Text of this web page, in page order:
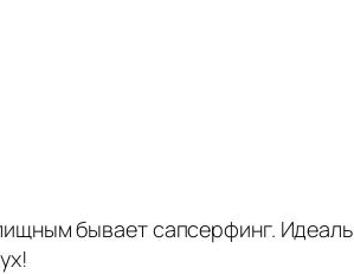
бывает сапсерфинг.